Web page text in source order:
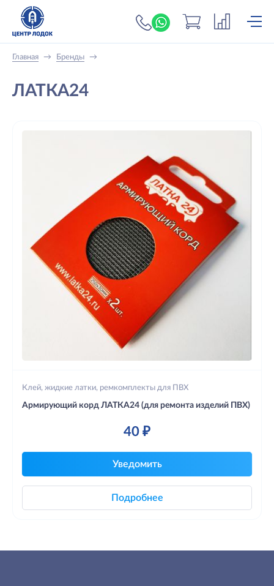
+7 (919) 698-56-
Главная → Бренды →
ЛАТКА24
Клей, жидкие латки, ремкомплекты для ПВХ
Армирующий корд ЛАТКА24 (для ремонта изделий ПВХ)
40 ₽
Уведомить
Подробнее